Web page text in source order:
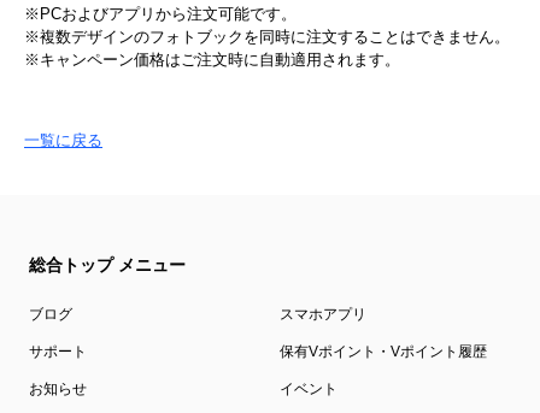
※PCおよびアプリから注文可能です。
※複数デザインのフォトブックを同時に注文することはできません。
※キャンペーン価格はご注文時に自動適用されます。
一覧に戻る
総合トップ メニュー
ブログ スマホアプリ
サポート 保有Vポイント・Vポイント履歴
お知らせ イベント